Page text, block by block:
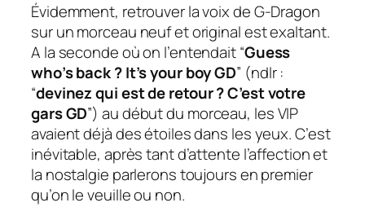
Évidemment, retrouver la voix de G-Dragon
sur un morceau neuf et original est exaltant.
A la seconde où on l’entendait “Guess
who’s back ? It’s your boy GD” (ndlr :
“devinez qui est de retour ? C’est votre
gars GD”) au début du morceau, les VIP
avaient déjà des étoiles dans les yeux. C’est
inévitable, après tant d’attente l’affection et
la nostalgie parlerons toujours en premier
qu’on le veuille ou non.